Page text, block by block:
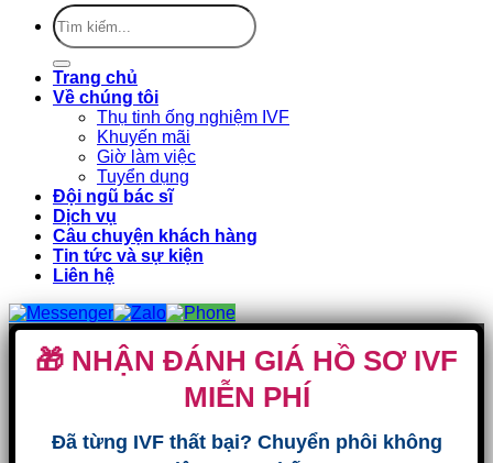
Trang chủ
Về chúng tôi
Thụ tinh ống nghiệm IVF
Khuyến mãi
Giờ làm việc
Tuyển dụng
Đội ngũ bác sĩ
Dịch vụ
Câu chuyện khách hàng
Tin tức và sự kiện
Liên hệ
🎁 NHẬN ĐÁNH GIÁ HỒ SƠ IVF
MIỄN PHÍ
Đã từng IVF thất bại? Chuyển phôi không